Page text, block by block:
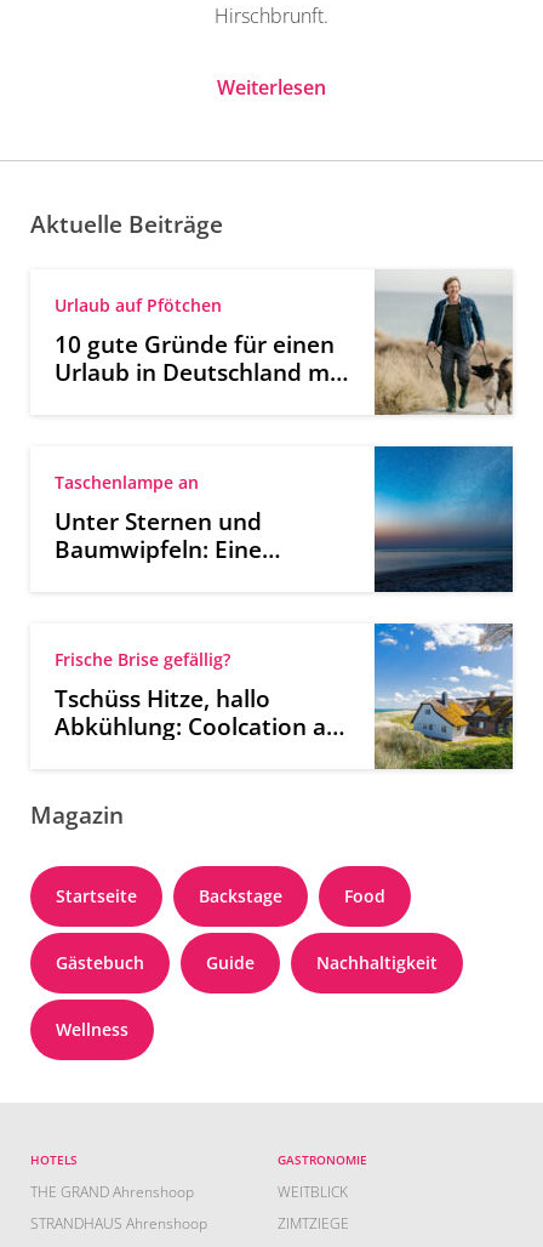
Hirschbrunft.
Weiterlesen
Aktuelle Beiträge
Urlaub auf Pfötchen
10 gute Gründe für einen
Urlaub in Deutschland mit
Taschenlampe an
Unter Sternen und
Baumwipfeln: Eine
Frische Brise gefällig?
Tschüss Hitze, hallo
Abkühlung: Coolcation an
Magazin
Startseite Backstage Food
Gästebuch Guide Nachhaltigkeit
Wellness
HOTELS
THE GRAND Ahrenshoop
STRANDHAUS Ahrenshoop
GASTRONOMIE
WEITBLICK
ZIMTZIEGE